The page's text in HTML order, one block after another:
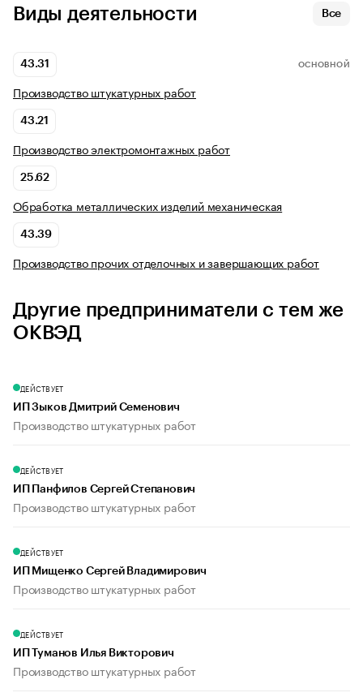
Виды деятельности Все
43.31 ОСНОВНОЙ
Производство штукатурных работ
43.21
Производство электромонтажных работ
25.62
Обработка металлических изделий механическая
43.39
Производство прочих отделочных и завершающих работ
Другие предприниматели с тем же
ОКВЭД
ДЕЙСТВУЕТ
ИП Зыков Дмитрий Семенович
Производство штукатурных работ
ДЕЙСТВУЕТ
ИП Панфилов Сергей Степанович
Производство штукатурных работ
ДЕЙСТВУЕТ
ИП Мищенко Сергей Владимирович
Производство штукатурных работ
ДЕЙСТВУЕТ
ИП Туманов Илья Викторович
Производство штукатурных работ